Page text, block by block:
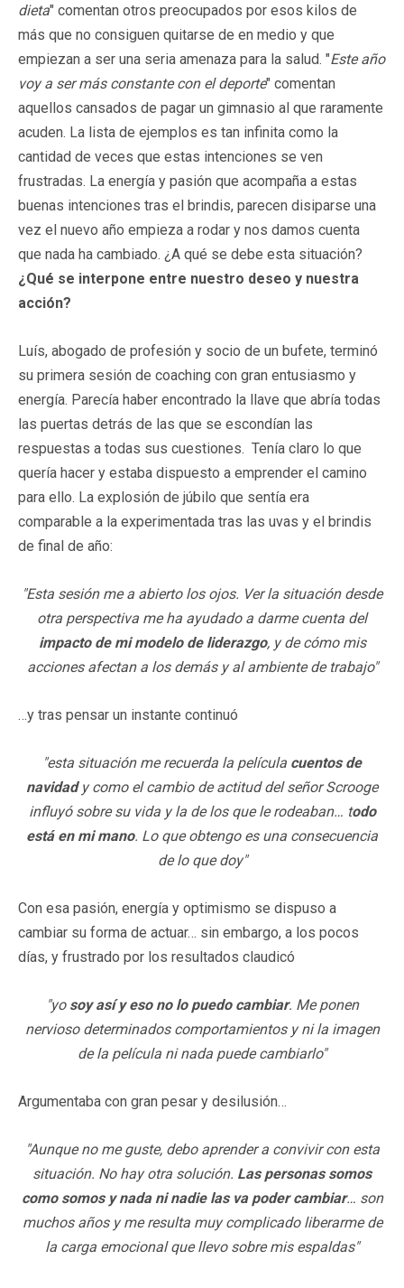
dieta" comentan otros preocupados por esos kilos de
más que no consiguen quitarse de en medio y que
empiezan a ser una seria amenaza para la salud. "Este año
voy a ser más constante con el deporte" comentan
aquellos cansados de pagar un gimnasio al que raramente
acuden. La lista de ejemplos es tan infinita como la
cantidad de veces que estas intenciones se ven
frustradas. La energía y pasión que acompaña a estas
buenas intenciones tras el brindis, parecen disiparse una
vez el nuevo año empieza a rodar y nos damos cuenta
que nada ha cambiado. ¿A qué se debe esta situación?
¿Qué se interpone entre nuestro deseo y nuestra
acción?
Luís, abogado de profesión y socio de un bufete, terminó
su primera sesión de coaching con gran entusiasmo y
energía. Parecía haber encontrado la llave que abría todas
las puertas detrás de las que se escondían las
respuestas a todas sus cuestiones. Tenía claro lo que
quería hacer y estaba dispuesto a emprender el camino
para ello. La explosión de júbilo que sentía era
comparable a la experimentada tras las uvas y el brindis
de final de año:
"Esta sesión me a abierto los ojos. Ver la situación desde
otra perspectiva me ha ayudado a darme cuenta del
impacto de mi modelo de liderazgo, y de cómo mis
acciones afectan a los demás y al ambiente de trabajo"
…y tras pensar un instante continuó
"esta situación me recuerda la película cuentos de
navidady como el cambio de actitud del señor Scrooge
influyó sobre su vida y la de los que le rodeaban… todo
está en mi mano. Lo que obtengo es una consecuencia
de lo que doy"
Con esa pasión, energía y optimismo se dispuso a
cambiar su forma de actuar… sin embargo, a los pocos
días, y frustrado por los resultados claudicó
"yo soy así y eso no lo puedo cambiar. Me ponen
nervioso determinados comportamientos y ni la imagen
de la película ni nada puede cambiarlo"
Argumentaba con gran pesar y desilusión…
"Aunque no me guste, debo aprender a convivir con esta
situación. No hay otra solución. Las personas somos
como somos y nada ni nadie las va poder cambiar… son
muchos años y me resulta muy complicado liberarme de
la carga emocional que llevo sobre mis espaldas"